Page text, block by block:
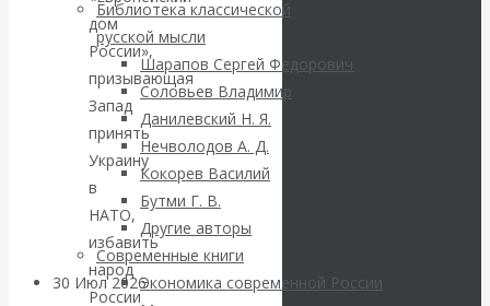
Библиотека классической
русской мысли
Шарапов Сергей Федорович
Соловьев Владимир
Данилевский Н. Я.
Нечволодов А. Д.
Кокорев Василий
Бутми Г. В.
Другие авторы
Современные книги
Экономика современной России
ВАлентин
Катасонов.
Саммит НАТО в
Турции: Drang
nach Osten
30 Июл 2026Банки
дом
России»,
призывающая
Запад
принять
Украину
в
НАТО,
избавить
народ
России